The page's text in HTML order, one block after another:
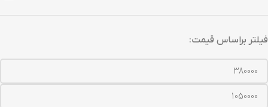
فیلتر براساس قیمت: